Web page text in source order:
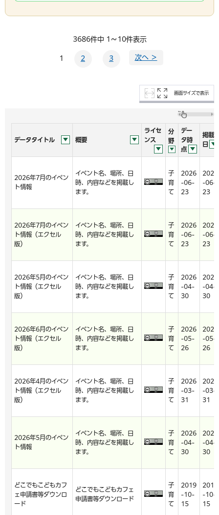
3686件中 1～10件表示
1 2 3 次へ ＞
画面サイズで表示
データタイトル 概要
ライセ
ンス
分
野
デー
タ時
点
掲載
日
2026年7月のイベン
ト情報
イベント名、場所、日
時、内容などを掲載し
ます。
子
育
て
2026
-06-
23
2026
-06-
23
2026年7月のイベン
ト情報（エクセル
版）
イベント名、場所、日
時、内容などを掲載し
ます。
子
育
て
2026
-06-
23
2026
-06-
23
2026年5月のイベン
ト情報（エクセル
版）
イベント名、場所、日
時、内容などを掲載し
ます。
子
育
て
2026
-04-
30
2026
-04-
30
2026年6月のイベン
ト情報（エクセル
版）
イベント名、場所、日
時、内容などを掲載し
ます。
子
育
て
2026
-05-
26
2026
-05-
26
2026年4月のイベン
ト情報（エクセル
版）
イベント名、場所、日
時、内容などを掲載し
ます。
子
育
て
2026
-03-
31
2026
-03-
31
2026年5月のイベン
ト情報
イベント名、場所、日
時、内容などを掲載し
ます。
子
育
て
2026
-04-
30
2026
-04-
30
どこでもこどもカフ
ェ申請書等ダウンロ
ード
どこでもこどもカフェ
申請書等ダウンロード
子
育
て
2019
-10-
15
2019
-10-
15